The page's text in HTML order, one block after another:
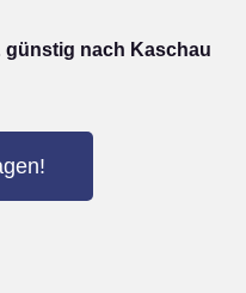
nach Kaschau